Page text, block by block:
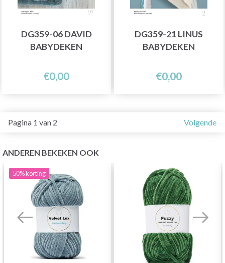
DG359-06 DAVID
BABYDEKEN
€0,00
DG359-21 LINUS
BABYDEKEN
€0,00
Pagina 1 van 2 Volgende
ANDEREN BEKEKEN OOK
50%korting